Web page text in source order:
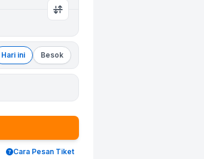
Hari ini Besok
Cara Pesan Tiket